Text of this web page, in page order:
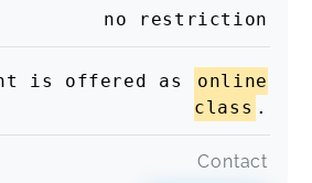
no restriction
is offered as
online
class .
Contact